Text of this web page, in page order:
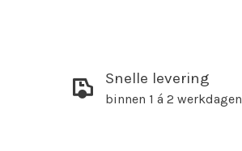
Snelle levering
binnen 1 á 2 werkdagen